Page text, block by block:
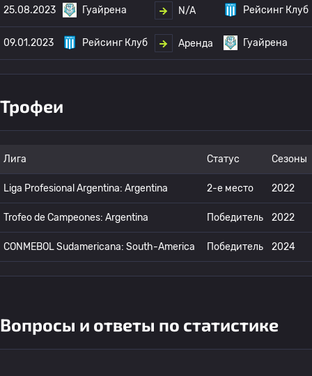
25.08.2023 Гуайрена N/A Рейсинг Клуб
09.01.2023 Рейсинг Клуб Аренда Гуайрена
Трофеи
Лига Статус Сезоны
Liga Profesional Argentina: Argentina 2-е место 2022
Trofeo de Campeones: Argentina Победитель 2022
CONMEBOL Sudamericana: South-America Победитель 2024
Вопросы и ответы по статистике